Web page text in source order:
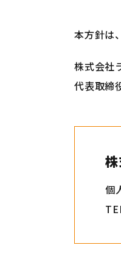
本方針は
株式会社
代表取締
個